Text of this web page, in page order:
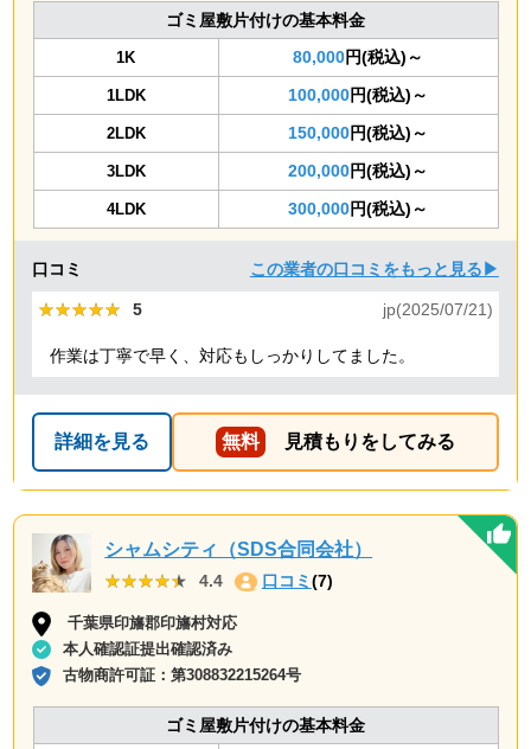
ゴミ屋敷片付けの基本料金
1K 80,000円(税込)～
1LDK 100,000円(税込)～
2LDK 150,000円(税込)～
3LDK 200,000円(税込)～
4LDK 300,000円(税込)～
口コミ この業者の口コミをもっと見る▶
★★★★★
★★★★★ 5 jp(2025/07/21)
作業は丁寧で早く、対応もしっかりしてました。
詳細を見る 無料 見積もりをしてみる
シャムシティ（SDS合同会社）
★★★★★
★★★★★ 4.4 口コミ (7)
千葉県印旛郡印旛村対応
本人確認証提出確認済み
古物商許可証：第308832215264号
ゴミ屋敷片付けの基本料金